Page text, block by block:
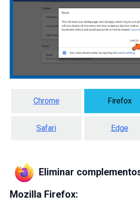
Chrome Firefox
Safari Edge
Eliminar
Mozilla Firefox: